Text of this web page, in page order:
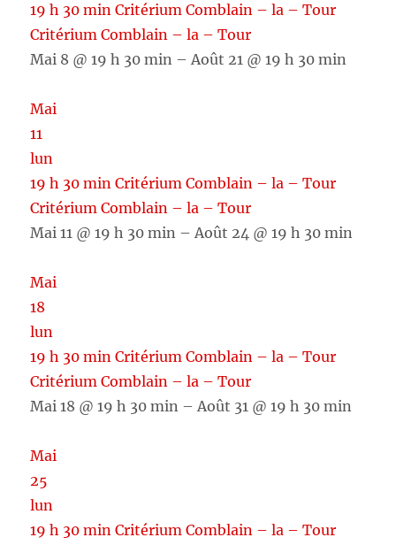
19 h 30 minCritérium Comblain – la – Tour
Critérium Comblain – la – Tour
Mai 8 @ 19 h 30 min – Août 21 @ 19 h 30 min
Mai
11
lun
19 h 30 minCritérium Comblain – la – Tour
Critérium Comblain – la – Tour
Mai 11 @ 19 h 30 min – Août 24 @ 19 h 30 min
Mai
18
lun
19 h 30 minCritérium Comblain – la – Tour
Critérium Comblain – la – Tour
Mai 18 @ 19 h 30 min – Août 31 @ 19 h 30 min
Mai
25
lun
19 h 30 minCritérium Comblain – la – Tour